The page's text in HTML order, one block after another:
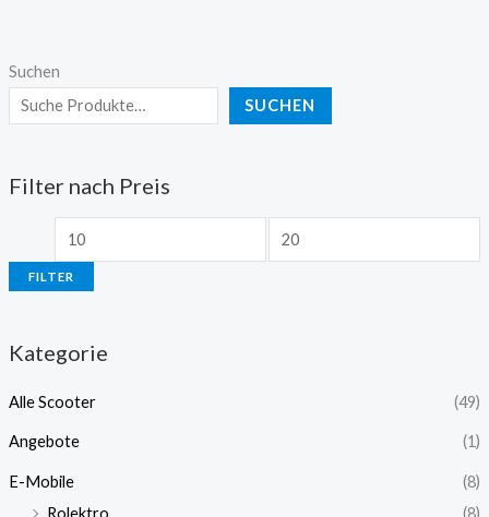
Suchen
SUCHEN
Filter nach Preis
FILTER
Kategorie
Alle Scooter (49)
Angebote (1)
E-Mobile
(8)
Rolektro
(8)